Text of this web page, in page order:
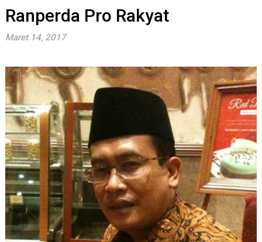
Ranperda Pro Rakyat
Maret 14, 2017